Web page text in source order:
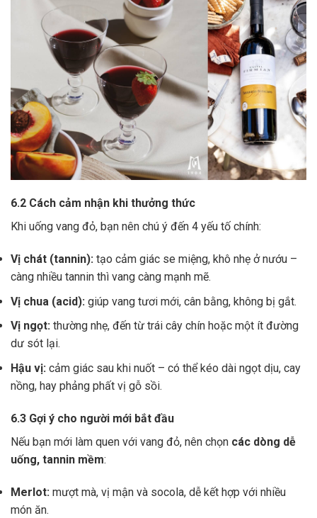
6.2 Cách cảm nhận khi thưởng thức
Khi uống vang đỏ, bạn nên chú ý đến 4 yếu tố chính:
Vị chát (tannin): tạo cảm giác se miệng, khô nhẹ ở nướu –
càng nhiều tannin thì vang càng mạnh mẽ.
Vị chua (acid): giúp vang tươi mới, cân bằng, không bị gắt.
Vị ngọt: thường nhẹ, đến từ trái cây chín hoặc một ít đường
dư sót lại.
Hậu vị: cảm giác sau khi nuốt – có thể kéo dài ngọt dịu, cay
nồng, hay phảng phất vị gỗ sồi.
6.3 Gợi ý cho người mới bắt đầu
Nếu bạn mới làm quen với vang đỏ, nên chọn các dòng dễ
uống, tannin mềm:
Merlot: mượt mà, vị mận và socola, dễ kết hợp với nhiều
món ăn.